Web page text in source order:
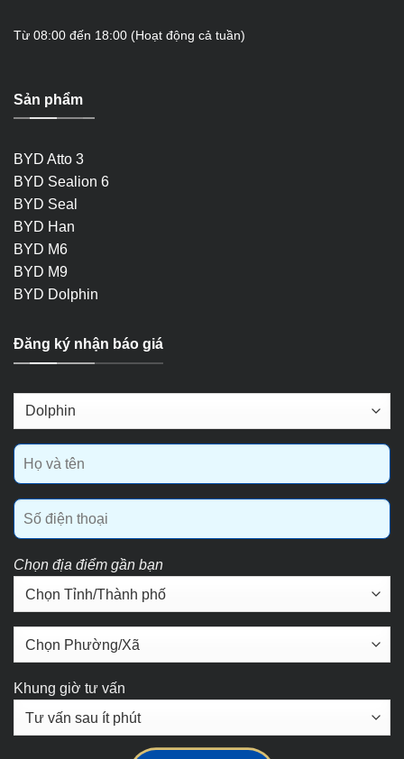
Từ 08:00 đến 18:00 (Hoạt động cả tuần)
Sản phẩm
BYD Atto 3
BYD Sealion 6
BYD Seal
BYD Han
BYD M6
BYD M9
BYD Dolphin
Đăng ký nhận báo giá
Chọn địa điểm gần bạn
Khung giờ tư vấn